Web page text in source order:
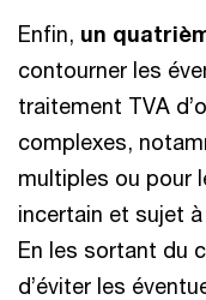
Enfin, un
contourner les
traitement TVA
complexes,
multiples ou pour
incertain et sujet
En les sortant du
d’éviter les